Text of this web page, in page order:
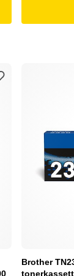
Brother
tonerkassett